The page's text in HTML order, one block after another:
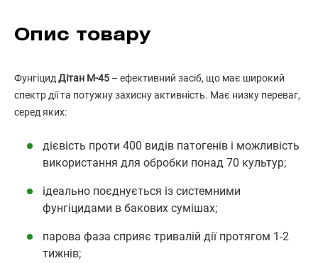
Опис товару
Фунгіцид Дітан М-45 – ефективний засіб, що має широкий
спектр дії та потужну захисну активність. Має низку переваг,
серед яких:
дієвість проти 400 видів патогенів і можливість
використання для обробки понад 70 культур;
ідеально поєднується із системними
фунгіцидами в бакових сумішах;
парова фаза сприяє тривалій дії протягом 1-2
тижнів;